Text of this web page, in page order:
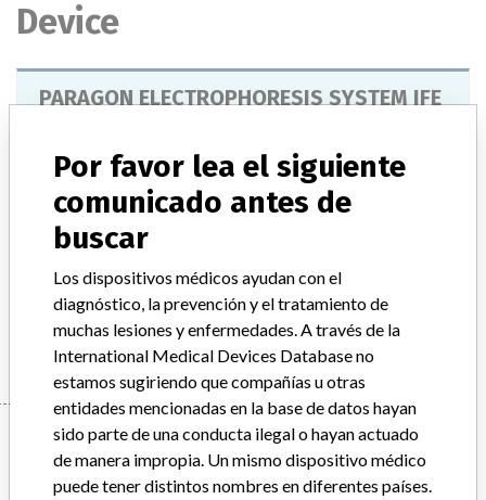
Device
PARAGON ELECTROPHORESIS SYSTEM IFE
Modelo / Serial
Descripción del producto
PARAGON ELECTROPHORESIS SYSTEM (IFE)
Manufacturer BECKMAN COULTER CANADA L.P.
Manufacturer
Por favor lea el siguiente
comunicado antes de
buscar
Los dispositivos médicos ayudan con el
diagnóstico, la prevención y el tratamiento de
muchas lesiones y enfermedades. A través de la
International Medical Devices Database no
estamos sugiriendo que compañías u otras
entidades mencionadas en la base de datos hayan
sido parte de una conducta ilegal o hayan actuado
de manera impropia. Un mismo dispositivo médico
puede tener distintos nombres en diferentes países.